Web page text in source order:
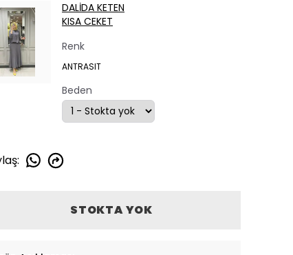
DALİDA KETEN
KISA CEKET
Renk
ANTRASIT
Beden
:
STOKTA YOK